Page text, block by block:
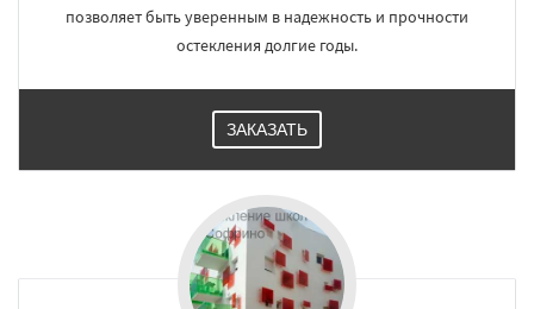
позволяет быть уверенным в надежность и прочности
остекления долгие годы.
ЗАКАЗАТЬ